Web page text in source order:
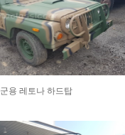
군용 레토나 하드탑